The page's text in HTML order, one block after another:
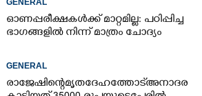
GENERAL
ഓണപ്പരീക്ഷകൾക്ക് മാറ്റമില്ല: പഠിപ്പിച്ച
ഭാഗങ്ങളിൽ നിന്ന് മാത്രം ചോദ്യം
GENERAL
രാജേഷിന്റെ മൃതദേഹത്തോട് അനാദരവ്